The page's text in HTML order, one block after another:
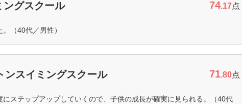
ングスクール 74.17点
（40代／男性）
ンスイミングスクール 71.80点
にステップアップしていくので、子供の成長が確実に見られる。（40代